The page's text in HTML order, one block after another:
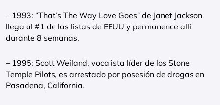
– 1993: “That’s The Way Love Goes” de Janet Jackson
llega al #1 de las listas de EEUU y permanence allí
durante 8 semanas.
– 1995: Scott Weiland, vocalista líder de los Stone
Temple Pilots, es arrestado por posesión de drogas en
Pasadena, California.